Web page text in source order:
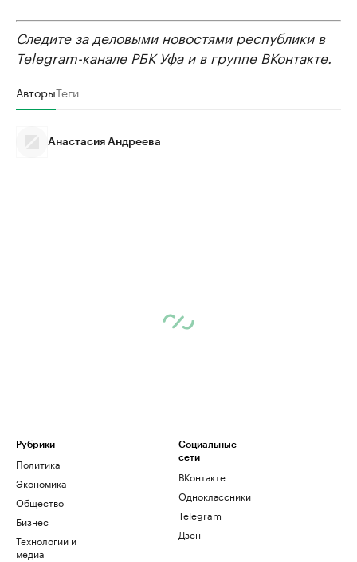
Следите за деловыми новостями республики в
Telegram-каналеРБК Уфа и в группе ВКонтакте.
АвторыТеги
Анастасия Андреева
Рубрики
Политика
Экономика
Общество
Бизнес
Технологии и
медиа
Социальные
сети
ВКонтакте
Одноклассники
Telegram
Дзен